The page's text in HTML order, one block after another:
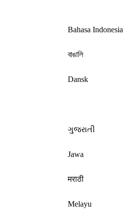
Bahasa Indonesia
বাঙালি
Dansk
ગુજરાતી
Jawa
मराठी
Melayu